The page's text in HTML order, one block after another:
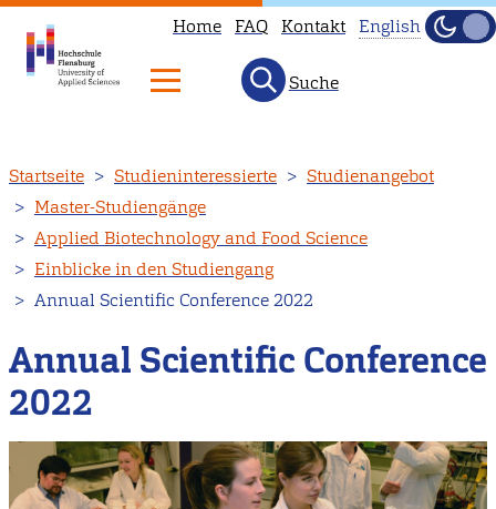
zum
Inhalt
Home FAQ Kontakt
not
our
page
instead.
English
Hell
Suche
Startseite Studieninteressierte
Studienangebot
Master-Studiengänge
Applied Biotechnology and Food Science
Einblicke in den Studiengang
Annual Scientific Conference 2022
Annual Scientific Conference
2022